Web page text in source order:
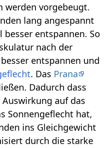
werden vorgebeugt.
lang angespannt
entspannen. So
nach der
entspannen und
. Das Prana
Dadurch dass
auf das
Sonnengeflecht hat,
ins Gleichgewicht
durch die starke